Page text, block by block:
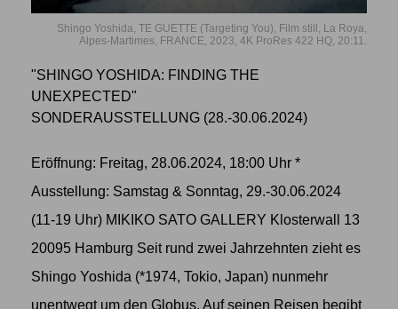
Shingo Yoshida, TE GUETTE (Targeting You), Film still, La Roya,
Alpes-Martimes, FRANCE, 2023, 4K ProRes 422 HQ, 20:11.
"SHINGO YOSHIDA: FINDING THE
UNEXPECTED"
SONDERAUSSTELLUNG (28.-30.06.2024)
Eröffnung: Freitag, 28.06.2024, 18:00 Uhr *
Ausstellung: Samstag & Sonntag, 29.-30.06.2024
(11-19 Uhr) MIKIKO SATO GALLERY Klosterwall 13
20095 Hamburg Seit rund zwei Jahrzehnten zieht es
Shingo Yoshida (*1974, Tokio, Japan) nunmehr
unentwegt um den Globus. Auf seinen Reisen begibt